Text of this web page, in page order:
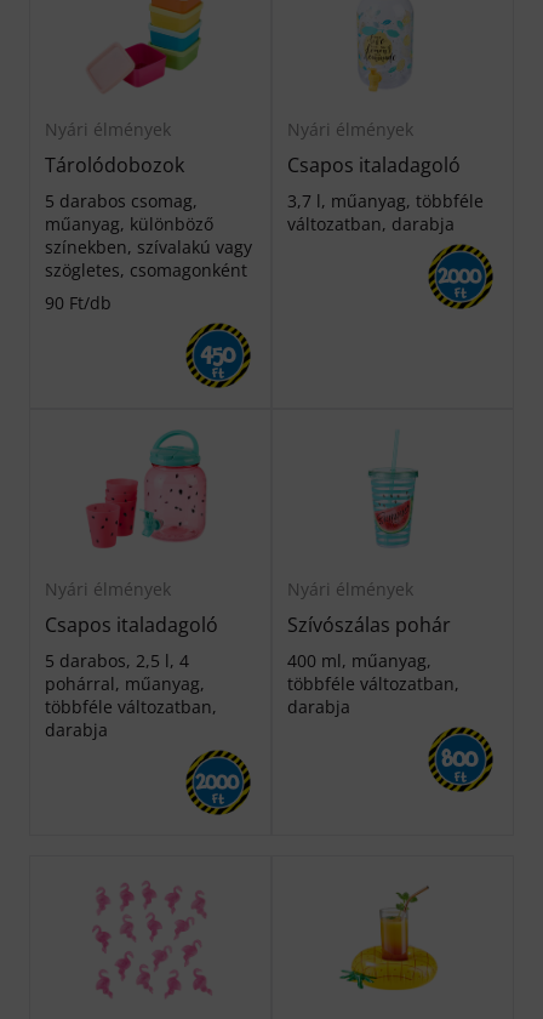
Nyári élmények
Tárolódobozok
5 darabos csomag,
műanyag, különböző
színekben, szívalakú vagy
szögletes, csomagonként
90 Ft/db
450
Ft
Nyári élmények
Csapos italadagoló
3,7 l, műanyag, többféle
változatban, darabja
2000
Ft
Nyári élmények
Csapos italadagoló
5 darabos, 2,5 l, 4
pohárral, műanyag,
többféle változatban,
darabja
2000
Ft
Nyári élmények
Szívószálas pohár
400 ml, műanyag,
többféle változatban,
darabja
800
Ft